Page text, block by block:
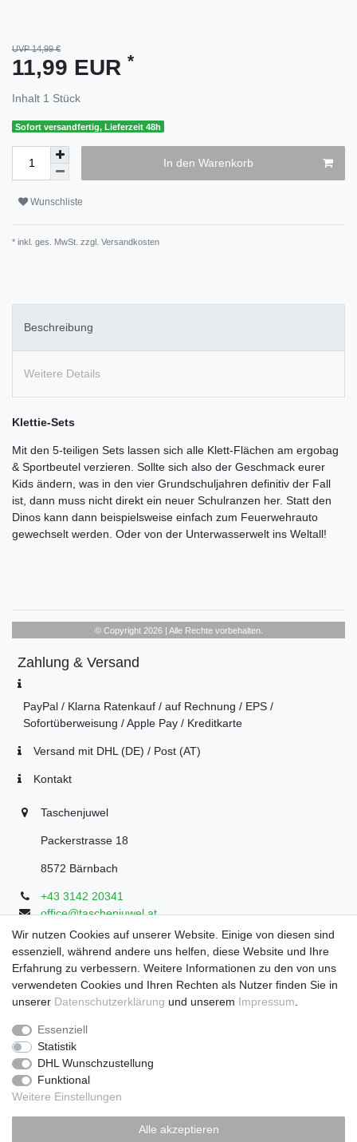
UVP 14,99 €
11,99 EUR *
Inhalt 1 Stück
Sofort versandfertig, Lieferzeit 48h
In den Warenkorb
Wunschliste
* inkl. ges. MwSt. zzgl. Versandkosten
Beschreibung
Weitere Details
Klettie-Sets
Mit den 5-teiligen Sets lassen sich alle Klett-Flächen am ergobag
& Sportbeutel verzieren. Sollte sich also der Geschmack eurer
Kids ändern, was in den vier Grundschuljahren definitiv der Fall
ist, dann muss nicht direkt ein neuer Schulranzen her. Statt den
Dinos kann dann beispielsweise einfach zum Feuerwehrauto
gewechselt werden. Oder von der Unterwasserwelt ins Weltall!
© Copyright 2026 | Alle Rechte vorbehalten.
Zahlung & Versand
PayPal / Klarna Ratenkauf / auf Rechnung / EPS /
Sofortüberweisung / Apple Pay / Kreditkarte
Versand mit DHL (DE) / Post (AT)
Kontakt
Taschenjuwel
Packerstrasse 18
8572 Bärnbach
+43 3142 20341
office@taschenjuwel.at
Montag - Freitag: 08:30 - 18:00
Samstag: 8:30 - 17 Uhr
Daten­schutz­erklärung
Zahlung und Versand
Wir nutzen Cookies auf unserer Website. Einige von diesen sind
essenziell, während andere uns helfen, diese Website und Ihre
Erfahrung zu verbessern. Weitere Informationen zu den von uns
verwendeten Cookies und Ihren Rechten als Nutzer finden Sie in
unserer Daten­schutz­erklärung und unserem Impressum
Essenziell
Statistik
DHL Wunschzustellung
Funktional
Weitere Einstellungen
Alle akzeptieren